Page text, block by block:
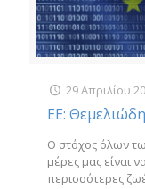
29 Απριλίου
ΕΕ:
Ο στόχος όλων
μέρες μας είναι
περισσότερες